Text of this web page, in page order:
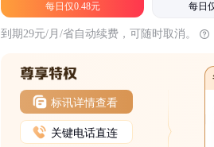
每日仅0.48元 每日
到期29元/月/省自动续费，可随时取消。
标讯详情查看
关键电话直连